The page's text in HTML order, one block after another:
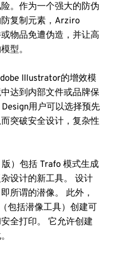
。作为一个强大的防伪
复制元素，Arziro
物品免遭伪造，并让高
型。
Illustrator的增效模
达到内部文件或品牌保
用户可以选择预先
突破安全设计，复杂性
）包括 Trafo 模式生成
设计的新工具。 设计
所谓的潜像。 此外，
包括潜像工具）创建可
全打印。 它允许创建